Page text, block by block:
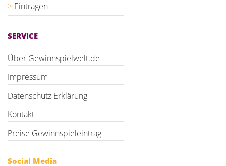
Eintragen
SERVICE
Über Gewinnspielwelt.de
Impressum
Datenschutz Erklärung
Kontakt
Preise Gewinnspieleintrag
Social Media